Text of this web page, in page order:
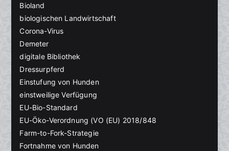
Bioland
biologischen Landwirtschaft
Corona-Virus
Demeter
digitale Bibliothek
Dressurpferd
Einstufung von Hunden
einstweilige Verfügung
EU-Bio-Standard
EU-Öko-Verordnung (VO (EU) 2018/848
Farm-to-Fork-Strategie
Fortnahme von Hunden